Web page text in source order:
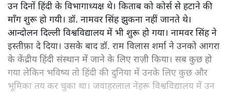
उन दिनों हिंदी के विभागाध्यक्ष थे। किताब को कोर्स से हटाने की
माँग शुरू हो गयी। डॉ. नामवर सिंह झुकना नहीं जानते थे।
आन्दोलन दिल्ली विश्वविद्यालय में भी शुरू हो गया। नामवर सिंह ने
इस्तीफ़ा दे दिया। उसके बाद डॉ. राम विलास शर्मा ने उनको आगरा
के केंद्रीय हिंदी संस्थान में जाने के लिए राज़ी किया। सब कुछ हो
गया लेकिन भविष्य तो हिंदी की दुनिया में उनके लिए कुछ और
भूमिका तय कर चुका था। जवाहरलाल नेहरू विश्वविद्यालय में उन